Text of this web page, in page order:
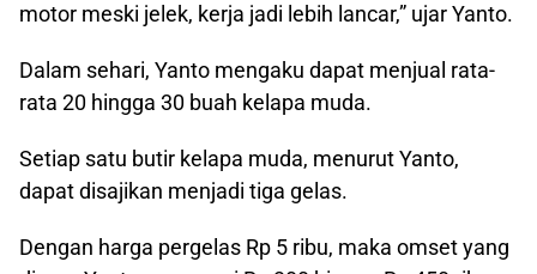
motor meski jelek, kerja jadi lebih lancar,” ujar Yanto.
Dalam sehari, Yanto mengaku dapat menjual rata-
rata 20 hingga 30 buah kelapa muda.
Setiap satu butir kelapa muda, menurut Yanto,
dapat disajikan menjadi tiga gelas.
Dengan harga pergelas Rp 5 ribu, maka omset yang